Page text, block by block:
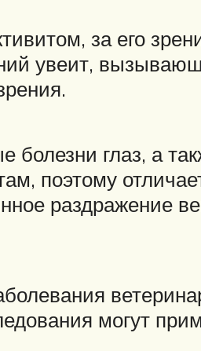
за его
увеит,
болезни глаз, а
поэтому
раздражение
могут